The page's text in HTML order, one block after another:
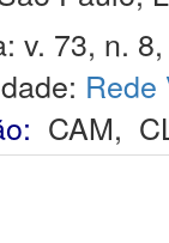
v. 73, n.
CAM,